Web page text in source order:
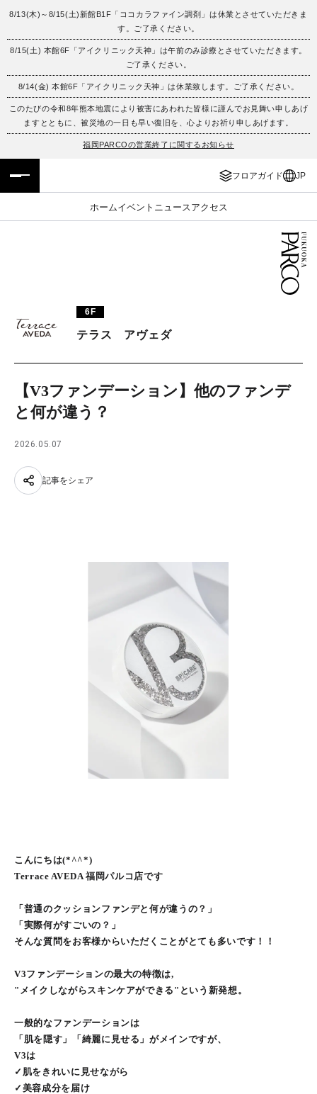
8/13(木)～8/15(土)新館B1F「ココカラファイン調剤」は休業とさせていただきま
す。ご了承ください。
8/15(土) 本館6F「アイクリニック天神」は午前のみ診療とさせていただきます。
ご了承ください。
8/14(金) 本館6F「アイクリニック天神」は休業致します。ご了承ください。
このたびの令和8年熊本地震により被害にあわれた皆様に謹んでお見舞い申しあげ
ますとともに、被災地の一日も早い復旧を、心よりお祈り申しあげます。
福岡PARCOの営業終了に関するお知らせ
フロアガイド JP
ホームイベント ニュース アクセス
フロアガイド
施設案内・アクセス
イベント・ポップアップ
レストラン・カフェ
ENGLISH
繁体字
簡体字
ภาษาไทย
6F
テラス アヴェダ
【V3ファンデーション】他のファンデ
と何が違う？
2026.05.07
記事をシェア
こんにちは(*^^*)
Terrace AVEDA 福岡パルコ店です
「普通のクッションファンデと何が違うの？」
「実際何がすごいの？」
そんな質問をお客様からいただくことがとても多いです！！
V3ファンデーションの最大の特徴は,
"メイクしながらスキンケアができる"という新発想。
一般的なファンデーションは
「肌を隠す」「綺麗に見せる」がメインですが、
V3は
✓肌をきれいに見せながら
✓美容成分を届け